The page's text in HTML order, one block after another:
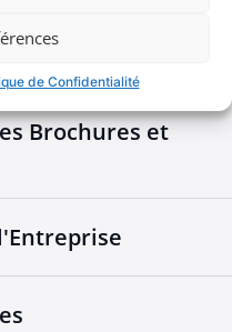
de Confidentialité
véhicule
Brochures et